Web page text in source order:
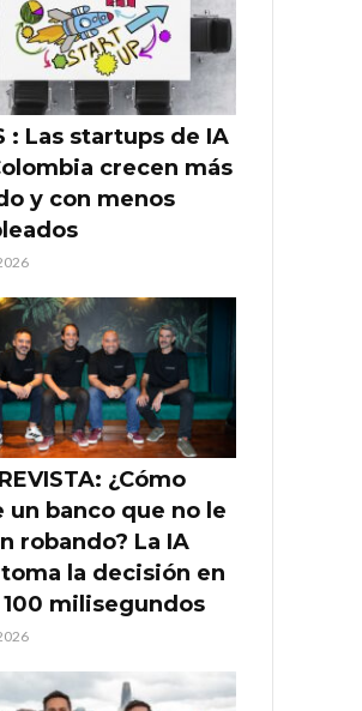
: Las startups de IA
crecen más
y con menos
¿Cómo
un banco que no le
robando? La IA
la decisión en
100 milisegundos